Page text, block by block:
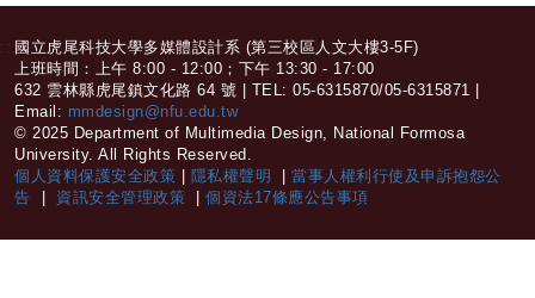
::: 國立虎尾科技大學多媒體設計系 (第三校區人文大樓3-5F)
上班時間：上午 8:00 - 12:00；下午 13:30 - 17:00
632 雲林縣虎尾鎮文化路 64 號 | TEL: 05-6315870/05-6315871 |
Email: mmdesign@nfu.edu.tw
© 2025 Department of Multimedia Design, National Formosa
University. All Rights Reserved.
個人資料保護安全政策
隱私權聲明 |當事人權利行使及申訴抱怨公
告
資訊安全管理政策 |個資法17條應公告事項